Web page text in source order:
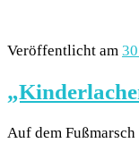
Veröffentlicht am
Auf dem